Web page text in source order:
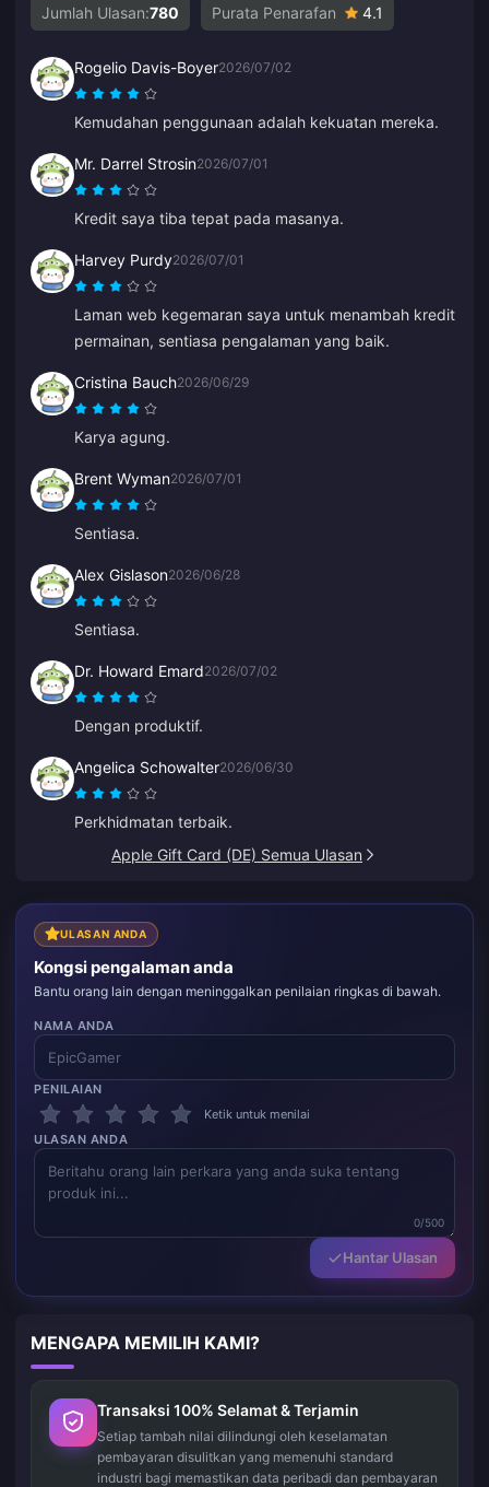
Jumlah Ulasan:780 Purata Penarafan 4.1
Rogelio Davis-Boyer2026/07/02
Kemudahan penggunaan adalah kekuatan mereka.
Mr. Darrel Strosin2026/07/01
Kredit saya tiba tepat pada masanya.
Harvey Purdy2026/07/01
Laman web kegemaran saya untuk menambah kredit
permainan, sentiasa pengalaman yang baik.
Cristina Bauch2026/06/29
Karya agung.
Brent Wyman2026/07/01
Sentiasa.
Alex Gislason2026/06/28
Sentiasa.
Dr. Howard Emard2026/07/02
Dengan produktif.
Angelica Schowalter2026/06/30
Perkhidmatan terbaik.
Apple Gift Card (DE) Semua Ulasan
ULASAN ANDA
Kongsi pengalaman anda
Bantu orang lain dengan meninggalkan penilaian ringkas di bawah.
NAMA ANDA
PENILAIAN
Ketik untuk menilai
ULASAN ANDA
0/500
Hantar Ulasan
MENGAPA MEMILIH KAMI?
Transaksi 100% Selamat & Terjamin
Setiap tambah nilai dilindungi oleh keselamatan
pembayaran disulitkan yang memenuhi standard
industri bagi memastikan data peribadi dan pembayaran